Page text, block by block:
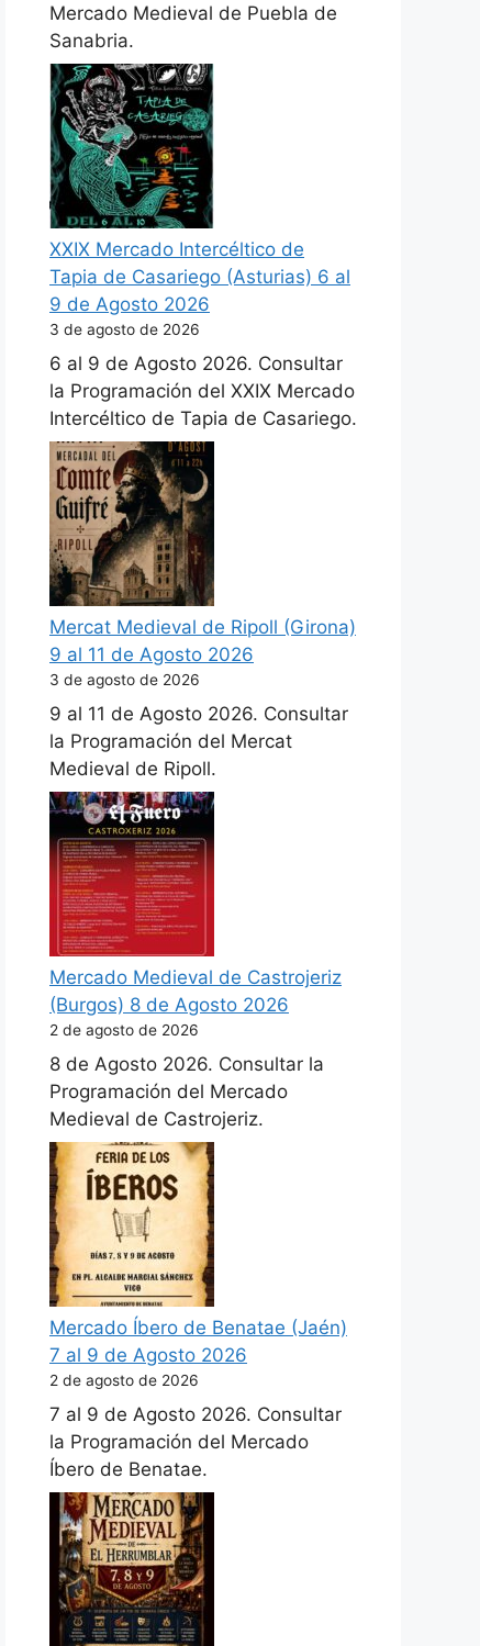
Mercado Medieval de Puebla de
Sanabria.
XXIX Mercado Intercéltico de
Tapia de Casariego (Asturias) 6 al
9 de Agosto 2026
3 de agosto de 2026
6 al 9 de Agosto 2026. Consultar
la Programación del XXIX Mercado
Intercéltico de Tapia de Casariego.
Mercat Medieval de Ripoll (Girona)
9 al 11 de Agosto 2026
3 de agosto de 2026
9 al 11 de Agosto 2026. Consultar
la Programación del Mercat
Medieval de Ripoll.
Mercado Medieval de Castrojeriz
(Burgos) 8 de Agosto 2026
2 de agosto de 2026
8 de Agosto 2026. Consultar la
Programación del Mercado
Medieval de Castrojeriz.
Mercado Íbero de Benatae (Jaén)
7 al 9 de Agosto 2026
2 de agosto de 2026
7 al 9 de Agosto 2026. Consultar
la Programación del Mercado
Íbero de Benatae.